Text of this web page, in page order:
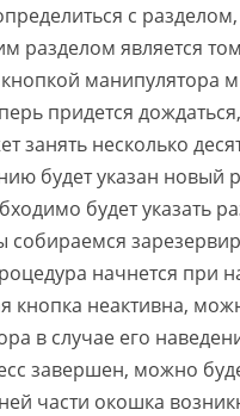
с
разделом является
манипулятора
придется
занять несколько
будет указан новый
будет указать
собираемся
начнется при
кнопка неактивна,
в случае его
завершен, можно
части окошка